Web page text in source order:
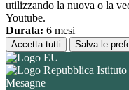
utilizzando la nuova o la
Youtube.
Durata: 6 mesi
Accetta tutti Salva le
Istituto
Mesagne